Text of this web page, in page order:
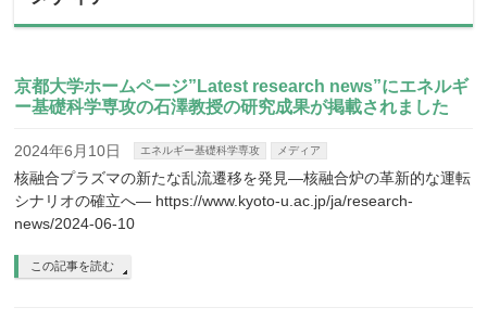
京都大学ホームページ”Latest research news”にエネルギ
ー基礎科学専攻の石澤教授の研究成果が掲載されました
2024年6月10日 エネルギー基礎科学専攻 メディア
核融合プラズマの新たな乱流遷移を発見―核融合炉の革新的な運転
シナリオの確立へ― https://www.kyoto-u.ac.jp/ja/research-
news/2024-06-10
この記事を読む